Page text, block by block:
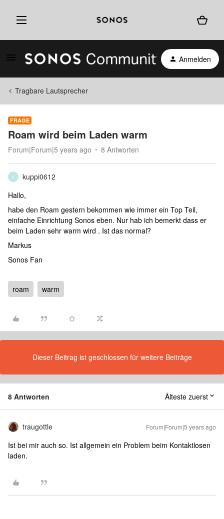
Anmelden
Tragbare Lautsprecher
FRAGE
Roam wird beim Laden warm
Forum|Forum|5 years ago 8 Antworten
K
kuppi0612
Hallo,
habe den Roam gestern bekommen wie immer ein Top Teil,
einfache Einrichtung Sonos eben. Nur hab ich bemerkt dass er
beim Laden sehr warm wird . Ist das normal?
Markus
Sonos Fan
roam warm
Dieser Beitrag ist geschlossen für weitere Beiträge
8 Antworten Älteste zuerst
traugottle Forum|Forum|5 years ago
Ist bei mir auch so. Ist allgemein ein Problem beim Kontaktlosen
laden.